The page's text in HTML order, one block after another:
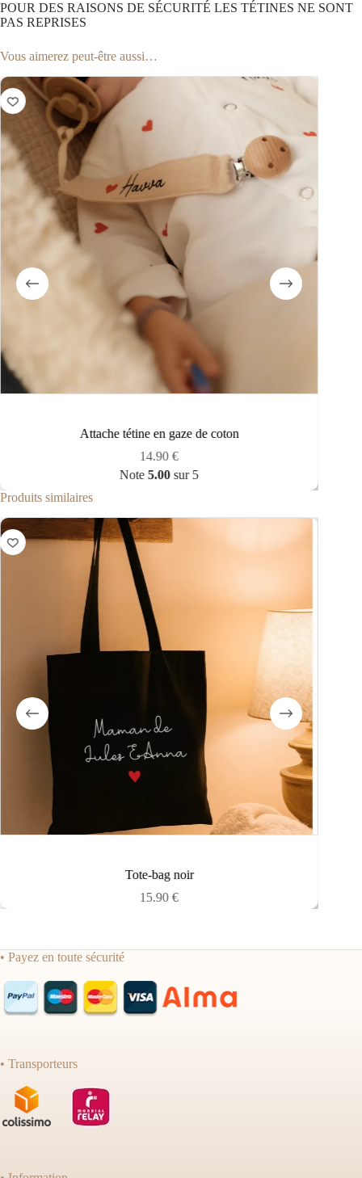
POUR DES RAISONS DE SÉCURITÉ LES TÉTINES NE SONT
PAS REPRISES
Vous aimerez peut-être aussi…
Attache tétine en gaze de coton
14.90€
Note5.00 sur 5
Produits similaires
Tote-bag noir
15.90€
• Payez en toute sécurité
• Transporteurs